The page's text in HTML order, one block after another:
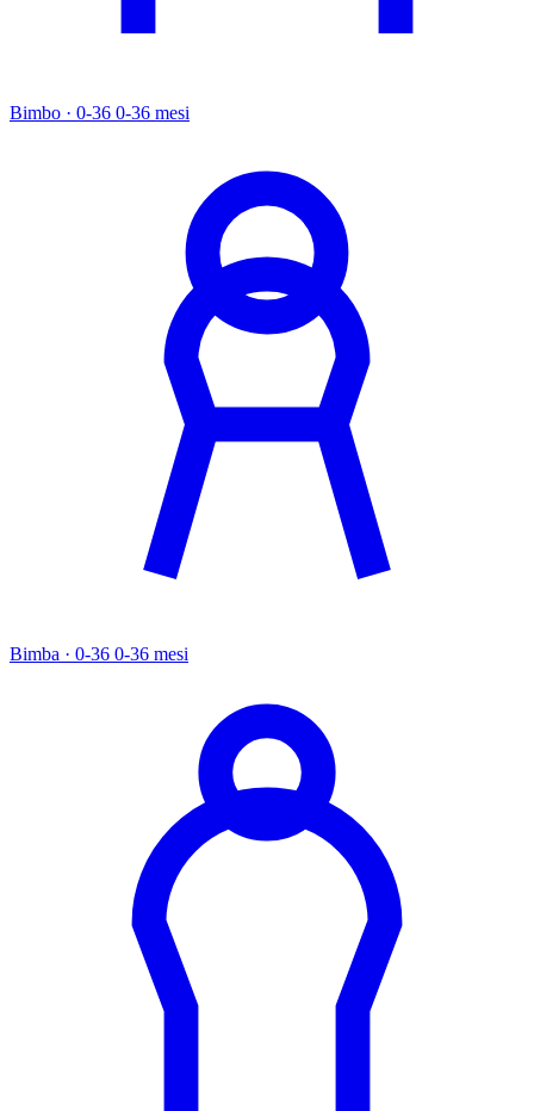
Bimbo · 0-36 0-36 mesi
Bimba · 0-36 0-36 mesi